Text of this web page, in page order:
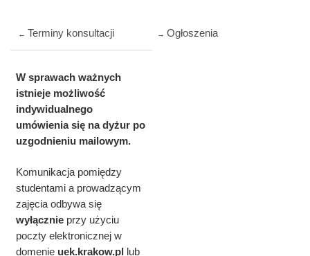
← Terminy konsultacji → Ogłoszenia
W sprawach ważnych
istnieje możliwość
indywidualnego
umówienia się na dyżur po
uzgodnieniu mailowym.
Komunikacja pomiędzy
studentami a prowadzącym
zajęcia odbywa się
wyłącznieprzy użyciu
poczty elektronicznej w
domenie uek.krakow.pl lub